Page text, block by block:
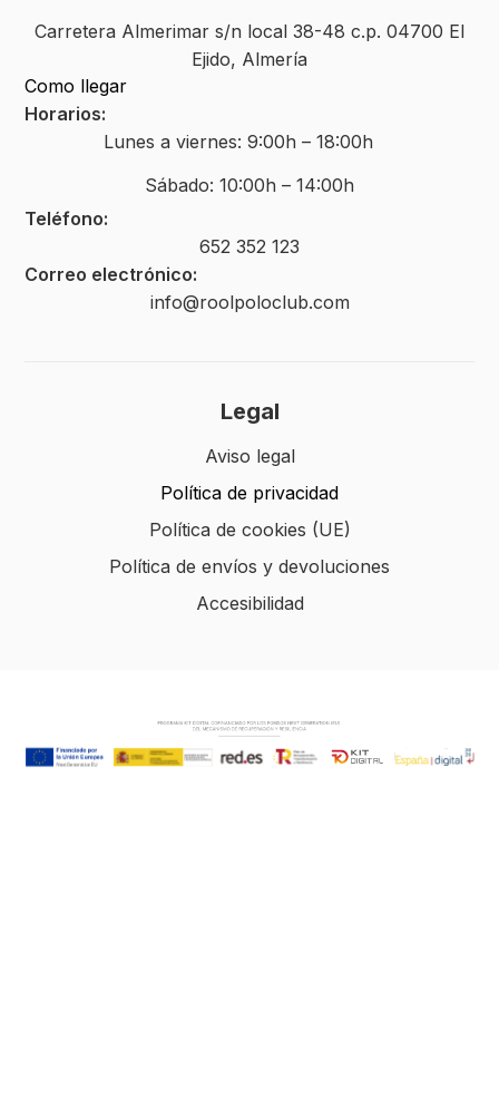
Carretera Almerimar s/n local 38-48 c.p. 04700 El
Ejido, Almería
Como llegar
Horarios:
Lunes a viernes: 9:00h – 18:00h
Sábado: 10:00h – 14:00h
Teléfono:
652 352 123
Correo electrónico:
info@roolpoloclub.com
Legal
Aviso legal
Política de privacidad
Política de cookies (UE)
Política de envíos y devoluciones
Accesibilidad